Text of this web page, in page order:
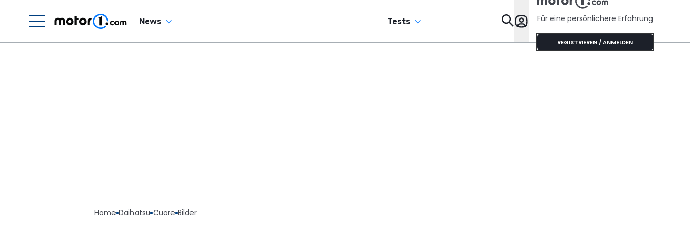
News Tests Specials
Für eine persönlichere Erfahrung
REGISTRIEREN / ANMELDEN
Home Daihatsu Cuore Bilder